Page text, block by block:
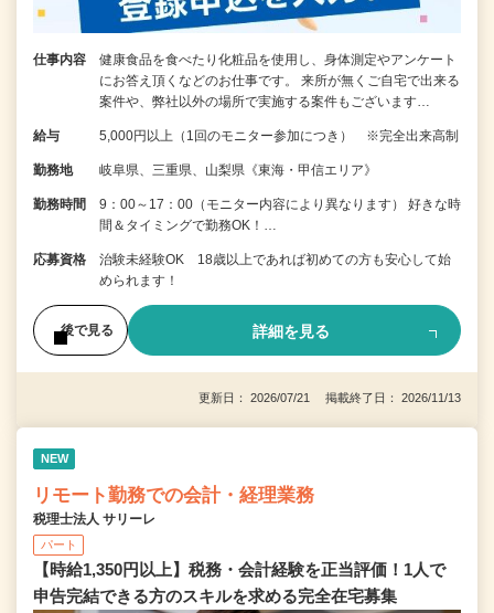
仕事内容
健康食品を食べたり化粧品を使用し、身体測定やアンケート
にお答え頂くなどのお仕事です。 来所が無くご自宅で出来る
案件や、弊社以外の場所で実施する案件もございます…
給与 5,000円以上（1回のモニター参加につき） ※完全出来高制
勤務地 岐阜県、三重県、山梨県《東海・甲信エリア》
勤務時間
9：00～17：00（モニター内容により異なります） 好きな時
間＆タイミングで勤務OK！…
応募資格
治験未経験OK 18歳以上であれば初めての方も安心して始
められます！
後で見る 詳細を見る
更新日： 2026/07/21 掲載終了日： 2026/11/13
NEW
リモート勤務での会計・経理業務
税理士法人 サリーレ
パート
【時給1,350円以上】税務・会計経験を正当評価！1⼈で
申告完結できる⽅のスキルを求める完全在宅募集